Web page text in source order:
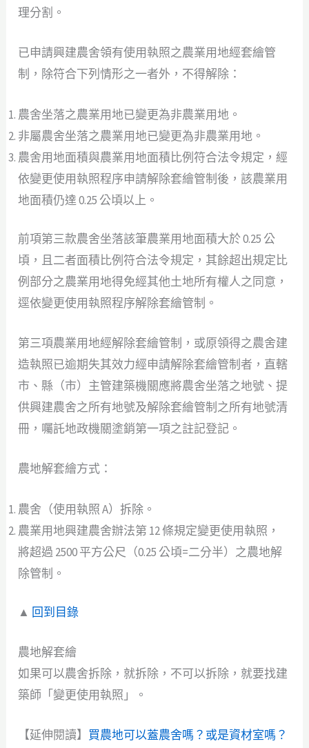
理分割。
已申請興建農舍領有使用執照之農業用地經套繪管
制，除符合下列情形之一者外，不得解除：
農舍坐落之農業用地已變更為非農業用地。
非屬農舍坐落之農業用地已變更為非農業用地。
農舍用地面積與農業用地面積比例符合法令規定，經
依變更使用執照程序申請解除套繪管制後，該農業用
地面積仍達 0.25 公頃以上。
前項第三款農舍坐落該筆農業用地面積大於 0.25 公
頃，且二者面積比例符合法令規定，其餘超出規定比
例部分之農業用地得免經其他土地所有權人之同意，
逕依變更使用執照程序解除套繪管制。
第三項農業用地經解除套繪管制，或原領得之農舍建
造執照已逾期失其效力經申請解除套繪管制者，直轄
市、縣（市）主管建築機關應將農舍坐落之地號、提
供興建農舍之所有地號及解除套繪管制之所有地號清
冊，囑託地政機關塗銷第一項之註記登記。
農地解套繪方式：
農舍（使用執照 A）拆除。
農業用地興建農舍辦法第 12 條規定變更使用執照，
將超過 2500 平方公尺（0.25 公頃=二分半）之農地解
除管制。
▲ 回到目錄
農地解套繪
如果可以農舍拆除，就拆除，不可以拆除，就要找建
築師「變更使用執照」。
【延伸閱讀】 買農地可以蓋農舍嗎？或是資材室嗎？